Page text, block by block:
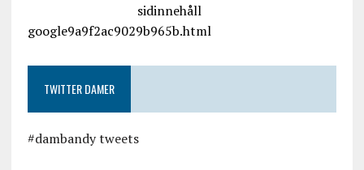
sidinnehåll
google9a9f2ac9029b965b.html
TWITTER DAMER
#dambandy tweets